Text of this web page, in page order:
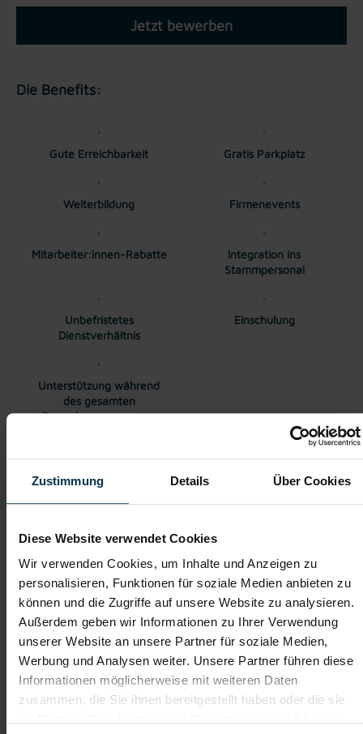
Zustimmung Details Über Cookies
Diese Website verwendet Cookies
Wir verwenden Cookies, um Inhalte und Anzeigen zu
personalisieren, Funktionen für soziale Medien anbieten zu
können und die Zugriffe auf unsere Website zu analysieren.
Außerdem geben wir Informationen zu Ihrer Verwendung
unserer Website an unsere Partner für soziale Medien,
Werbung und Analysen weiter. Unsere Partner führen diese
Informationen möglicherweise mit weiteren Daten
zusammen, die Sie ihnen bereitgestellt haben oder die sie
Jetzt bewerben
Die Benefits:
Gute Erreichbarkeit Gratis Parkplatz
Weiterbildung Firmenevents
Mitarbeiter:innen-Rabatte
Integration ins
Stammpersonal
Unbefristetes
Dienstverhältnis
Einschulung
Unterstützung während
des gesamten
Bewerbungsprozesses
Gehalt
Berufserfahrung möglich.
TTI AUSTRIA
Hinter jedem Erfolg steckt ein Talent.
Wir verstehen, dass es schwierig sein kann, den perfekten Job
zu finden, aber genau das ist unser Ziel: Einen Arbeitsplatz zu
finden, der genau den Vorstellungen, Bedürfnissen und
Wünschen unserer Bewerber*innen entspricht und sie auf ihren
Karriereweg zu begleiten.